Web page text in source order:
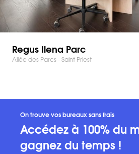
Regus Ilena Parc
Allée des Parcs - Saint Priest
On trouve vos bureaux sans frais
Accédez à 100% du
gagnez du temps !